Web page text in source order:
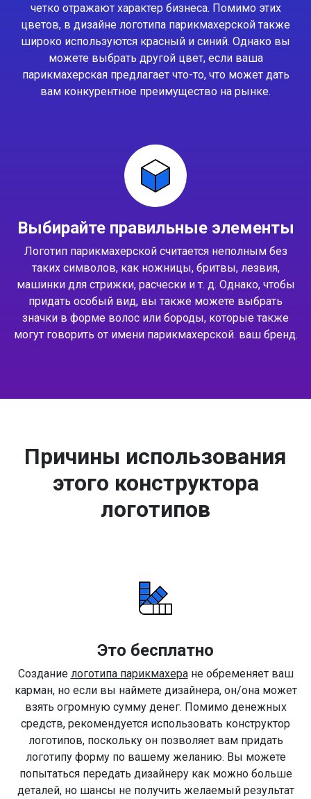
четко отражают характер бизнеса. Помимо этих
цветов, в дизайне логотипа парикмахерской также
широко используются красный и синий. Однако вы
можете выбрать другой цвет, если ваша
парикмахерская предлагает что-то, что может дать
вам конкурентное преимущество на рынке.
Выбирайте правильные элементы
Логотип парикмахерской считается неполным без
таких символов, как ножницы, бритвы, лезвия,
машинки для стрижки, расчески и т. д. Однако, чтобы
придать особый вид, вы также можете выбрать
значки в форме волос или бороды, которые также
могут говорить от имени парикмахерской. ваш бренд.
Причины использования
этого конструктора
логотипов
Это бесплатно
Создание логотипа парикмахеране обременяет ваш
карман, но если вы наймете дизайнера, он/она может
взять огромную сумму денег. Помимо денежных
средств, рекомендуется использовать конструктор
логотипов, поскольку он позволяет вам придать
логотипу форму по вашему желанию. Вы можете
попытаться передать дизайнеру как можно больше
деталей, но шансы не получить желаемый результат